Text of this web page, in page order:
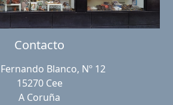
Contacto
Blanco, Nº 12
15270 Cee
A Coruña